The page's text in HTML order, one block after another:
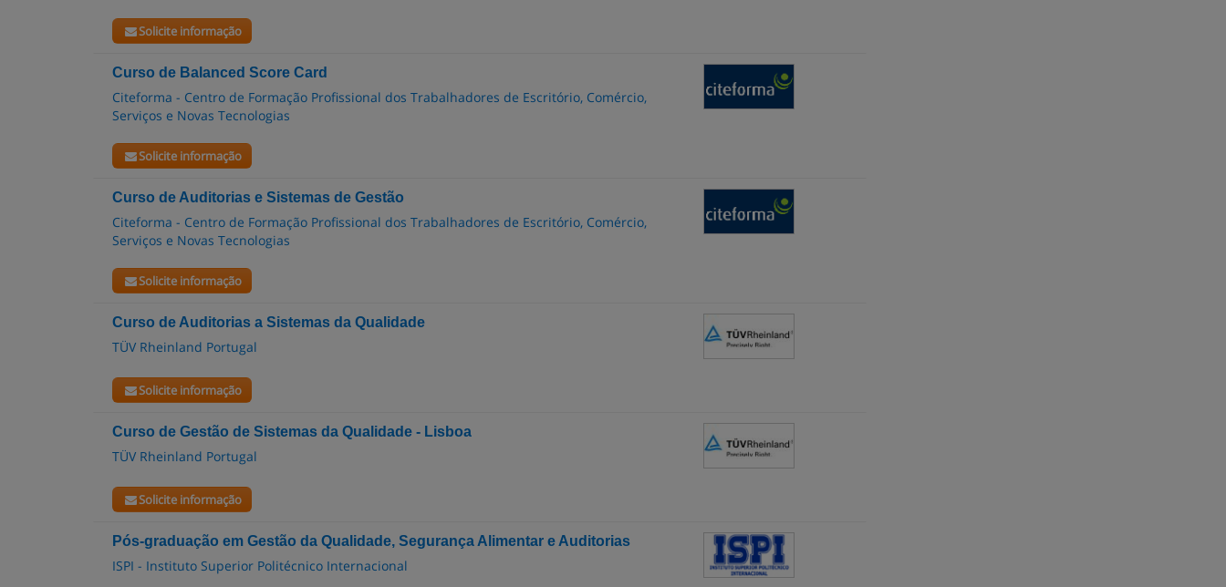
Solicite informação
Curso de Balanced Score Card
Citeforma - Centro de Formação Profissional dos Trabalhadores de Escritório, Comércio,
Serviços e Novas Tecnologias
Solicite informação
Curso de Auditorias e Sistemas de Gestão
Citeforma - Centro de Formação Profissional dos Trabalhadores de Escritório, Comércio,
Serviços e Novas Tecnologias
Solicite informação
Curso de Auditorias a Sistemas da Qualidade
TÜV Rheinland Portugal
Solicite informação
Curso de Gestão de Sistemas da Qualidade - Lisboa
TÜV Rheinland Portugal
Solicite informação
Pós-graduação em Gestão da Qualidade, Segurança Alimentar e Auditorias
ISPI - Instituto Superior Politécnico Internacional